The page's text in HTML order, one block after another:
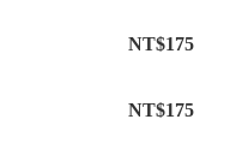
NT$175
NT$175